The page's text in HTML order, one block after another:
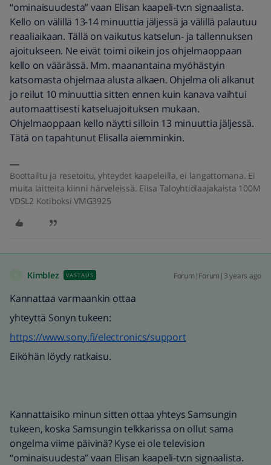
“ominaisuudesta” vaan Elisan kaapeli-tv:n signaalista.
Kello on välillä 13-14 minuuttia jäljessä ja välillä palautuu
reaaliaikaan. Tällä on vaikutus katselun- ja tallennuksen
ajoitukseen. Ne eivät toimi oikein jos ohjelmaoppaan
kello on väärässä. Mm. maanantaina myöhästyin
katsomasta ohjelmaa alusta alkaen. Ohjelma oli alkanut
jo reilut 10 minuuttia sitten ennen kuin kanava vaihtui
automaattisesti katseluajoituksen mukaan.
Ohjelmaoppaan kello näytti silloin 13 minuuttia jäljessä.
Tätä on tapahtunut Elisalla aiemminkin.
Boottailtu ja resetoitu, yhteydet kaapeleilla, ei langattomana. Ei
muita laitteita kiinni härveleissä. Elisa Taloyhtiölaajakaista 100M
VDSL2 Kotiboksi VMG3925
Kimblez VASTAUS Forum|Forum|3 years ago
Kannattaa varmaankin ottaa
yhteyttä Sonyn tukeen:
https://www.sony.fi/electronics/support
Eiköhän löydy ratkaisu.
Kannattaisiko minun sitten ottaa yhteys Samsungin
tukeen, koska Samsungin telkkarissa on ollut sama
ongelma viime päivinä? Kyse ei ole television
“ominaisuudesta” vaan Elisan kaapeli-tv:n signaalista.